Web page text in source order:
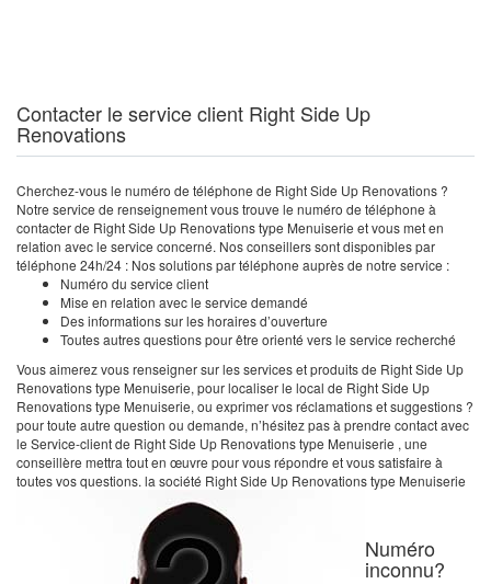
Contacter le service client Right Side Up
Renovations
Cherchez-vous le numéro de téléphone de Right Side Up Renovations ?
Notre service de renseignement vous trouve le numéro de téléphone à
contacter de Right Side Up Renovations type Menuiserie et vous met en
relation avec le service concerné. Nos conseillers sont disponibles par
téléphone 24h/24 : Nos solutions par téléphone auprès de notre service :
Numéro du service client
Mise en relation avec le service demandé
Des informations sur les horaires d’ouverture
Toutes autres questions pour être orienté vers le service recherché
Vous aimerez vous renseigner sur les services et produits de Right Side Up
Renovations type Menuiserie, pour localiser le local de Right Side Up
Renovations type Menuiserie, ou exprimer vos réclamations et suggestions ?
pour toute autre question ou demande, n’hésitez pas à prendre contact avec
le Service-client de Right Side Up Renovations type Menuiserie , une
conseillère mettra tout en œuvre pour vous répondre et vous satisfaire à
toutes vos questions. la société Right Side Up Renovations type Menuiserie
Numéro
inconnu?